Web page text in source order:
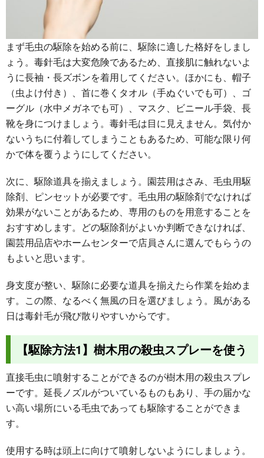
まず毛虫の駆除を始める前に、駆除に適した格好をしまし
ょう。毒針毛は大変危険であるため、直接肌に触れないよ
うに長袖・長ズボンを着用してください。ほかにも、帽子
（虫よけ付き）、首に巻くタオル（手ぬぐいでも可）、ゴ
ーグル（水中メガネでも可）、マスク、ビニール手袋、長
靴を身につけましょう。毒針毛は目に見えません。気付か
ないうちに付着してしまうこともあるため、可能な限り何
かで体を覆うようにしてください。
次に、駆除道具を揃えましょう。園芸用はさみ、毛虫用駆
除剤、ピンセットが必要です。毛虫用の駆除剤でなければ
効果がないことがあるため、専用のものを用意することを
おすすめします。どの駆除剤がよいか判断できなければ、
園芸用品店やホームセンターで店員さんに選んでもらうの
もよいと思います。
身支度が整い、駆除に必要な道具を揃えたら作業を始めま
す。この際、なるべく無風の日を選びましょう。風がある
日は毒針毛が飛び散りやすいからです。
【駆除方法1】樹木用の殺虫スプレーを使う
直接毛虫に噴射することができるのが樹木用の殺虫スプレ
ーです。延長ノズルがついているものもあり、手の届かな
い高い場所にいる毛虫であっても駆除することができま
す。
使用する時は頭上に向けて噴射しないようにしましょう。